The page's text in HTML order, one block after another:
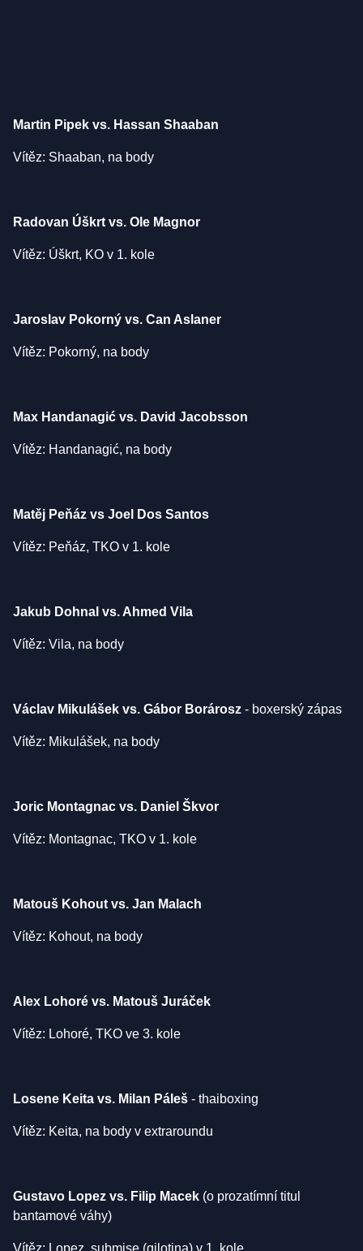
Martin Pipek vs. Hassan Shaaban
Vítěz: Shaaban, na body
Radovan Úškrt vs. Ole Magnor
Vítěz: Úškrt, KO v 1. kole
Jaroslav Pokorný vs. Can Aslaner
Vítěz: Pokorný, na body
Max Handanagić vs. David Jacobsson
Vítěz: Handanagić, na body
Matěj Peňáz vs Joel Dos Santos
Vítěz: Peňáz, TKO v 1. kole
Jakub Dohnal vs. Ahmed Vila
Vítěz: Vila, na body
Václav Mikulášek vs. Gábor Borárosz - boxerský zápas
Vítěz: Mikulášek, na body
Joric Montagnac vs. Daniel Škvor
Vítěz: Montagnac, TKO v 1. kole
Matouš Kohout vs. Jan Malach
Vítěz: Kohout, na body
Alex Lohoré vs. Matouš Juráček
Vítěz: Lohoré, TKO ve 3. kole
Losene Keita vs. Milan Páleš - thaiboxing
Vítěz: Keita, na body v extraroundu
Gustavo Lopez vs. Filip Macek (o prozatímní titul
bantamové váhy)